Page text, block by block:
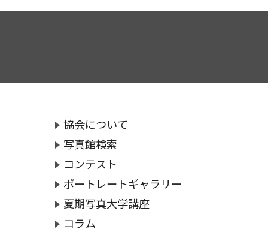
協会について
写真館検索
コンテスト
ポートレートギャラリー
夏期写真大学講座
コラム